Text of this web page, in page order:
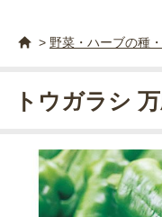
> 野菜・ハーブの種
トウガラシ